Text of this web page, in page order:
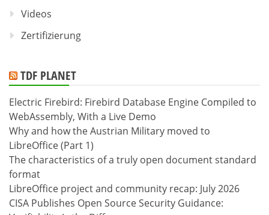
Videos
Zertifizierung
TDF PLANET
Electric Firebird: Firebird Database Engine Compiled to
WebAssembly, With a Live Demo
Why and how the Austrian Military moved to
LibreOffice (Part 1)
The characteristics of a truly open document standard
format
LibreOffice project and community recap: July 2026
CISA Publishes Open Source Security Guidance: